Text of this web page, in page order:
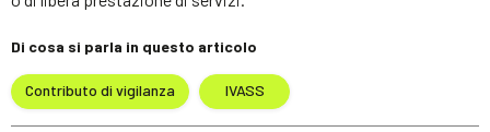
Di cosa si parla in questo articolo
Contributo di vigilanza IVASS